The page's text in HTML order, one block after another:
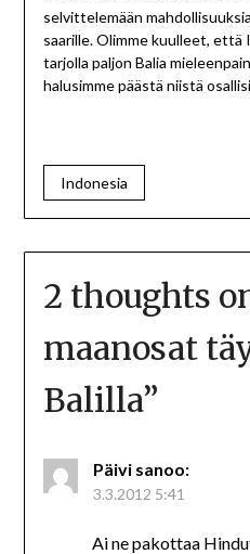
selvittelemään
saarille. Olimme kuulleet,
tarjolla paljon Balia
halusimme päästä niistä
Indonesia
2 thoughts
maanosat
Balilla”
Päivi sanoo:
3.3.2012 5:41
Ai ne pakottaa